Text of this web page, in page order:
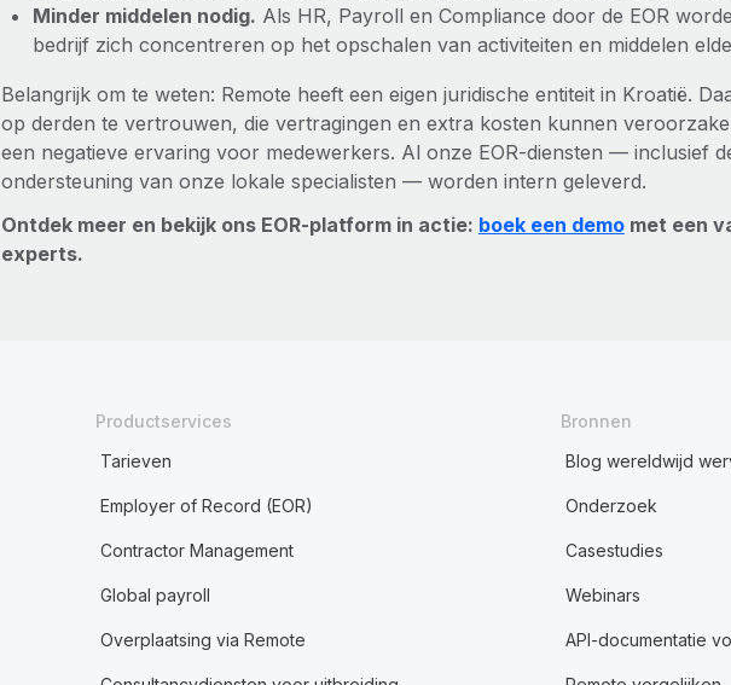
Minder middelen nodig. Als HR, Payroll en Compliance door de EOR
bedrijf zich concentreren op het opschalen van activiteiten en middelen
Belangrijk om te weten: Remote heeft een eigen juridische entiteit in Kroatië.
op derden te vertrouwen, die vertragingen en extra kosten kunnen
een negatieve ervaring voor medewerkers. Al onze EOR-diensten — inclusief
ondersteuning van onze lokale specialisten — worden intern geleverd.
Ontdek meer en bekijk ons EOR-platform in actie: boek een demomet een
experts.
Productservices
Tarieven
Employer of Record (EOR)
Contractor Management
Global payroll
Overplaatsing via Remote
Bronnen
Blog wereldwijd
Onderzoek
Casestudies
Webinars
API-documentatie